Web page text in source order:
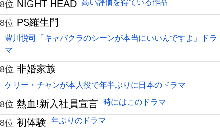
8位 NIGHT HEAD 高い評価を得ている作品
8位 PS羅生門
豊川悦司「キャバクラのシーンが本当にいいんですよ」ドラ
マ
8位 非婚家族
ケリー・チャンが本人役で年半ぶりに日本のドラマ
8位 熱血!新入社員宣言 時にはこのドラマ
8位 初体験 年ぶりのドラマ